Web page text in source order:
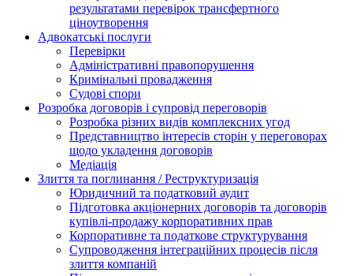
результатами перевірок трансфертного
ціноутворення
Адвокатські послуги
Перевірки
Адміністративні правопорушення
Кримінальні провадження
Судові спори
Розробка договорів і супровід переговорів
Розробка різних видів комплексних угод
Представництво інтересів сторін у переговорах
щодо укладення договорів
Медіація
Злиття та поглинання / Реструктуризація
Юридичний та податковий аудит
Підготовка акціонерних договорів та договорів
купівлі-продажу корпоративних прав
Корпоративне та податкове структурування
Супроводження інтеграційних процесів після
злиття компаній